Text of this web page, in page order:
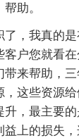
助。
了，我真的
户您就看
来帮助，
，这些资源
升，最主要
益上的损失